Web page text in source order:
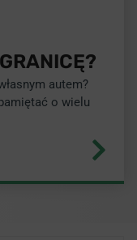
autem?
o wielu